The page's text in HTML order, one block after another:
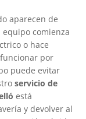
aparecen de
comienza
o hace
por
puede evitar
servicio de
está
y devolver al